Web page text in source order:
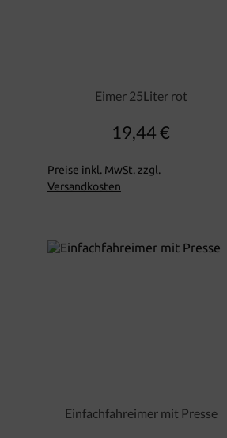
Eimer 25Liter rot
Regulärer Preis:
19,44 €
Preise inkl. MwSt. zzgl.
Versandkosten
Einfachfahreimer mit Presse